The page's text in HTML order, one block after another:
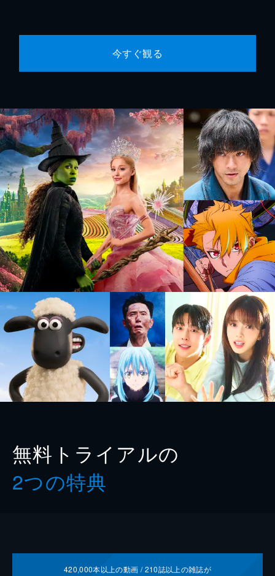
今すぐ観る
無料トライアルの
2つの特典
420,000本以上の動画 /210誌以上の雑誌が